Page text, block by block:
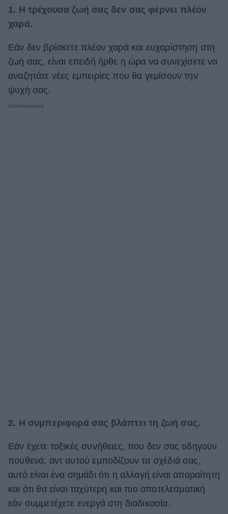
1. Η τρέχουσα ζωή σας δεν σας φέρνει πλέον
χαρά.
Εάν δεν βρίσκετε πλέον χαρά και ευχαρίστηση στη
ζωή σας, είναι επειδή ήρθε η ώρα να συνεχίσετε να
αναζητάτε νέες εμπειρίες που θα γεμίσουν την
ψυχή σας.
2. Η συμπεριφορά σας βλάπτει τη ζωή σας.
Εάν έχετε τοξικές συνήθειες, που δεν σας οδηγούν
πουθενά, αντ αυτού εμποδίζουν τα σχέδιά σας,
αυτό είναι ένα σημάδι ότι η αλλαγή είναι απαραίτητη
και ότι θα είναι ταχύτερη και πιο αποτελεσματική
εάν συμμετέχετε ενεργά στη διαδικασία.